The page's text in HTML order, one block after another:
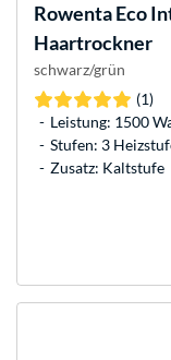
RowentaEco
Haartrockner
schwarz/grün
(1)
Leistung: 1500
Stufen: 3
Zusatz: Kaltstufe